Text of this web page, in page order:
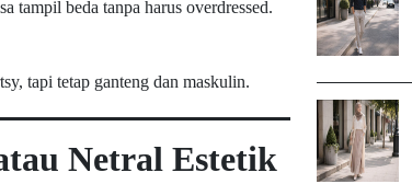
tampil beda tanpa harus overdressed.
tapi tetap ganteng dan maskulin.
Netral Estetik